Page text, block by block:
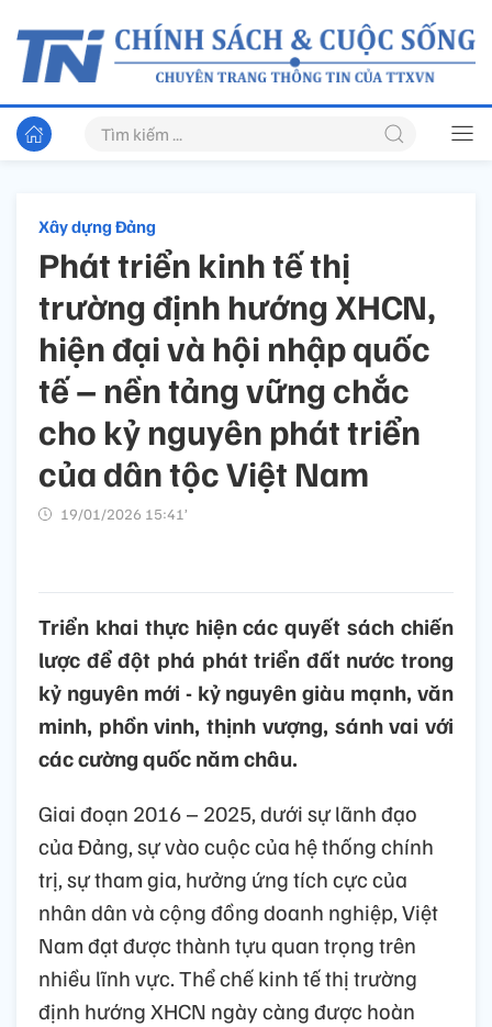
Xây dựng Đảng
Phát triển kinh tế thị
trường định hướng XHCN,
hiện đại và hội nhập quốc
tế – nền tảng vững chắc
cho kỷ nguyên phát triển
của dân tộc Việt Nam
19/01/2026 15:41’
Triển khai thực hiện các quyết sách chiến
lược để đột phá phát triển đất nước trong
kỷ nguyên mới - kỷ nguyên giàu mạnh, văn
minh, phồn vinh, thịnh vượng, sánh vai với
các cường quốc năm châu.
Giai đoạn 2016 – 2025, dưới sự lãnh đạo
của Đảng, sự vào cuộc của hệ thống chính
trị, sự tham gia, hưởng ứng tích cực của
nhân dân và cộng đồng doanh nghiệp, Việt
Nam đạt được thành tựu quan trọng trên
nhiều lĩnh vực. Thể chế kinh tế thị trường
định hướng XHCN ngày càng được hoàn